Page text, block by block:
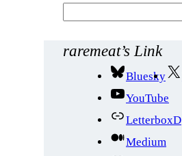
ห
raremeat’s Link
Bluesky
YouTube
LetterboxD
Medium